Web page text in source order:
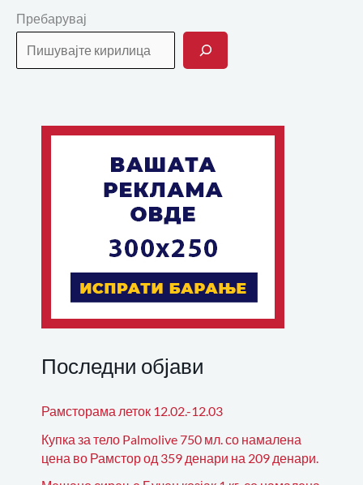
Пребарувај
Последни објави
Рамсторама леток 12.02.-12.03
Купка за тело Palmolive 750 мл. со намалена
цена во Рамстор од 359 денари на 209 денари.